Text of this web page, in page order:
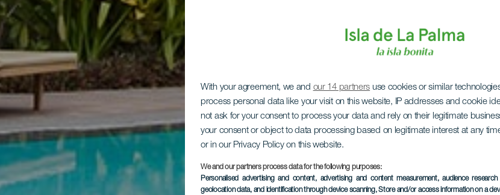
With your agreement, we and our 14 partners use cookies or similar
process personal data like your visit on this website, IP addresses and cookie
not ask for your consent to process your data and rely on their legitimate
your consent or object to data processing based on legitimate interest at any
or in our Privacy Policy on this website.
We and our partners process data for the following purposes:
Personalised advertising and content, advertising and content measurement, audience
geolocation data, and identification through device scanning, Store and/or access information on a